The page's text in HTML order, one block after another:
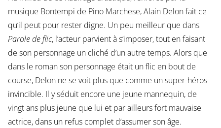
musique Bontempi de Pino Marchese, Alain Delon fait ce
qu’il peut pour rester digne. Un peu meilleur que dans
Parole de flic, l’acteur parvient à s’imposer, tout en faisant
de son personnage un cliché d’un autre temps. Alors que
dans le roman son personnage était un flic en bout de
course, Delon ne se voit plus que comme un super-héros
invincible. Il y séduit encore une jeune mannequin, de
vingt ans plus jeune que lui et par ailleurs fort mauvaise
actrice, dans un refus complet d’assumer son âge.